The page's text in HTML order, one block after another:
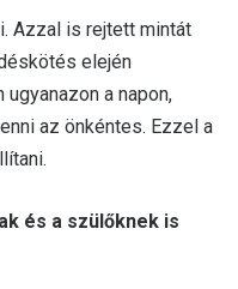
Azzal is rejtett mintát
elején
a napon,
az önkéntes. Ezzel a
és a szülőknek is